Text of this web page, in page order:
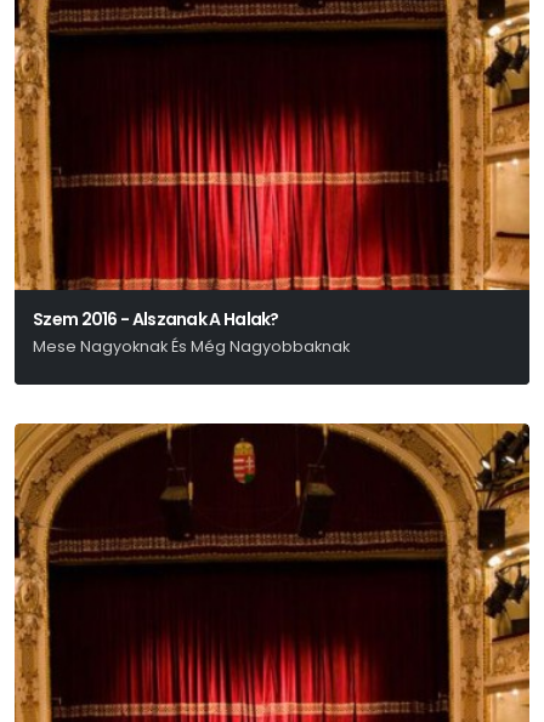
Szem 2016 - Alszanak A Halak?
Mese Nagyoknak És Még Nagyobbaknak